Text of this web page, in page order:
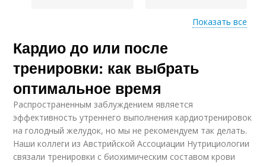
Воды в кардио
Показать все
Кардио до или после
тренировки: как выбрать
оптимальное время
Распространенным заблуждением является
эффективность утреннего выполнения кардиотренировок
на голодный желудок, но мы не рекомендуем так делать.
Наши коллеги из Австрийской Ассоциации Нутрициологии
связали тренировки с биохимическим составом крови